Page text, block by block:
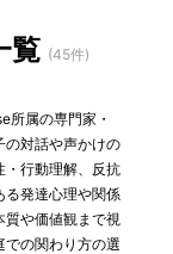
覧 (45件)
所属の専門家・
の対話や声かけの
・行動理解、反抗
る発達心理や関係
質や価値観まで視
の関わり方の選